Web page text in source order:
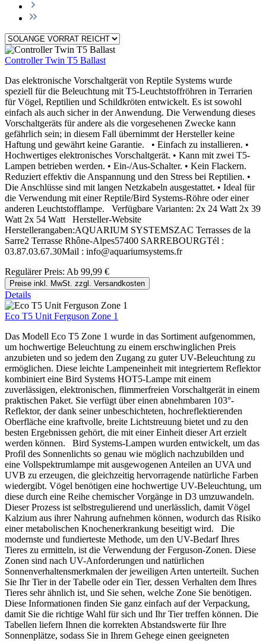
Controller Twin T5 Ballast
Das elektronische Vorschaltgerät von Reptile Systems wurde
speziell für die Beleuchtung mit T5-Leuchtstoffröhren in Terrarien
für Vögel, Reptilien und Schildkröten entwickelt. Es ist sowohl
einfach als auch sicher in der Anwendung. Die Verwendung dieses
Vorschaltgeräts für andere als die vorgesehenen Zwecke kann
gefährlich sein; in diesem Fall übernimmt der Hersteller keine
Haftung und gewährt keine Garantie. • Einfach zu installieren. •
Hochwertiges elektronisches Vorschaltgerät. • Kann mit zwei T5-
Lampen betrieben werden. • Ein-/Aus-Schalter. • Kein Flackern.
Reduziert effektiv die Anspannung und den Stress bei Reptilien. •
Die Anschlüsse sind mit langen Netzkabeln ausgestattet. • Ideal für
die Verwendung mit einer Reptile/Bird Systems-Röhre oder einer
anderen Leuchtstofflampe. Verfügbare Varianten: 2x 24 Watt 2x 39
Watt 2x 54 Watt Hersteller-Website
Herstellerangaben:AQUARIUM SYSTEMSZAC Terrasses de la
Sarre2 Terrasse Rhône-Alpes57400 SARREBOURGTél :
03.87.03.67.30Mail : info@aquariumsystems.fr
Regulärer Preis: Ab 99,99 €
Preise inkl. MwSt. zzgl. Versandkosten
Details
Eco T5 Unit Ferguson Zone 1
Das Modell Eco T5 Zone 1 wurde in das Sortiment aufgenommen,
um hochwertige Beleuchtung zu einem erschwinglichen Preis
anzubieten und so jedem den Zugang zu guter UV-Beleuchtung zu
ermöglichen. Diese leichte Lampeneinheit mit integriertem Reflektor
kombiniert eine Bird Systems HOT5-Lampe mit einem
zuverlässigen, elektronischen, flimmerfreien Vorschaltgerät in einem
praktischen Paket. Sie verfügt über einen abnehmbaren 103°-
Reflektor, der dank seiner unbeschichteten, hochreflektierenden
Oberfläche eine kraftvolle, breite Lichtstreuung bietet und zu den
besten Ergebnissen gehört, die mit einer Einheit dieser Art erzielt
werden können. Bird Systems-Lampen wurden entwickelt, um das
Profil des Sonnenlichts so genau wie möglich nachzubilden und
eine Vollspektrumlampe mit ausgewogenen Anteilen an UVA und
UVB zu erzeugen, die gleichzeitig hervorragende natürliche Farben
wiedergibt. Vögel benötigen eine hochwertige UV-Beleuchtung, um
diese durch eine Reihe chemischer Vorgänge in D3 umzuwandeln.
Dieser Prozess ist selbstregulierend und unerlässlich, damit Vögel
Kalzium aus ihrer Nahrung aufnehmen können, wodurch das Risiko
einer metabolischen Knochenerkrankung beseitigt wird. Die
modernste und fundierteste Methode, um den UV-Bedarf Ihres
Tieres zu ermitteln, ist die Verwendung der Ferguson-Zonen. Diese
Zonen sind nach UV-Anforderungen und natürlichen
Sonnenverhaltensmerkmalen der jeweiligen Arten unterteilt. Suchen
Sie Ihr Tier in der Tabelle oder ein Tier, dessen Verhalten dem Ihres
Tieres sehr ähnlich ist, und Sie sehen, welche Zone Sie benötigen.
Diese Informationen finden Sie ganz einfach auf der Verpackung,
damit Sie die richtige Wahl für sich und Ihr Tier treffen können. Die
Tabellen liefern Ihnen die korrekten Abstandswerte für Ihre
Sonnenplätze, sodass Sie in Ihrem Gehege einen geeigneten